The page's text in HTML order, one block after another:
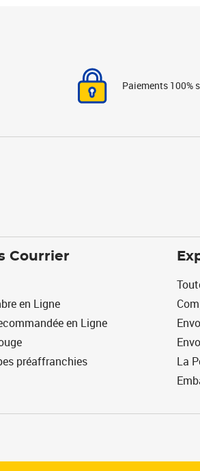
Paiements 100%
Courrier
en Ligne
en Ligne
préaffranchies
La